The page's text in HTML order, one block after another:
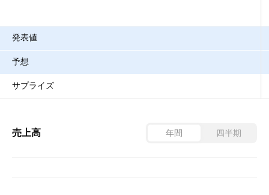
発表値
予想
サプライズ
売上高 年間 四半期